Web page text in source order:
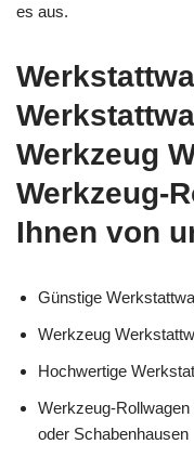
es aus.
Werkzeug
Werkzeug-
Ihnen von
Günstige
Werkzeug
Hochwertige
Werkzeug-
oder Schabenhausen